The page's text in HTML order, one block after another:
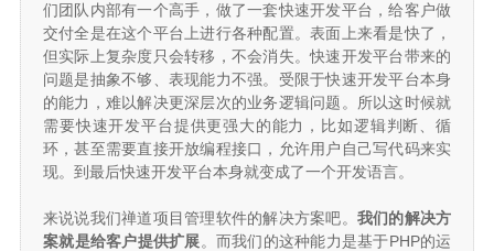
们团队内部有一个高手，做了一套快速开发平台，给客户做
交付全是在这个平台上进行各种配置。表面上来看是快了，
但实际上复杂度只会转移，不会消失。快速开发平台带来的
问题是抽象不够、表现能力不强。受限于快速开发平台本身
的能力，难以解决更深层次的业务逻辑问题。所以这时候就
需要快速开发平台提供更强大的能力，比如逻辑判断、循
环，甚至需要直接开放编程接口，允许用户自己写代码来实
现。到最后快速开发平台本身就变成了一个开发语言。
来说说我们禅道项目管理软件的解决方案吧。 我们的解决方
案就是给客户提供扩展。而我们的这种能力是基于PHP的运